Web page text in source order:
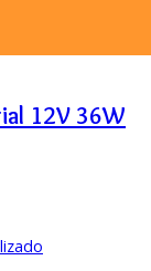
12V 36W